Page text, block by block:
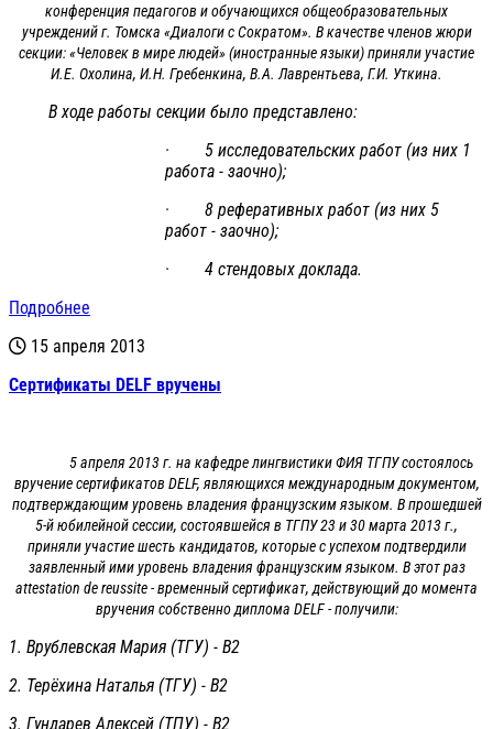
конференция педагогов и обучающихся общеобразовательных
учреждений г. Томска «Диалоги с Сократом». В качестве членов жюри
секции: «Человек в мире людей» (иностранные языки) приняли участие
И.Е. Охолина, И.Н. Гребенкина, В.А. Лаврентьева, Г.И. Уткина.
В ходе работы секции было представлено:
· 5 исследовательских работ (из них 1
работа - заочно);
· 8 реферативных работ (из них 5
работ - заочно);
· 4 стендовых доклада.
Подробнее
15 апреля 2013
Сертификаты DELF вручены
5 апреля 2013 г. на кафедре лингвистики ФИЯ ТГПУ состоялось
вручение сертификатов DELF, являющихся международным документом,
подтверждающим уровень владения французским языком. В прошедшей
5-й юбилейной сессии, состоявшейся в ТГПУ 23 и 30 марта 2013 г.,
приняли участие шесть кандидатов, которые с успехом подтвердили
заявленный ими уровень владения французским языком. В этот раз
attestation de reussite - временный сертификат, действующий до момента
вручения собственно диплома DELF - получили:
1. Врублевская Мария (ТГУ) - В2
2. Терёхина Наталья (ТГУ) - В2
3. Гундарев Алексей (ТПУ) - В2